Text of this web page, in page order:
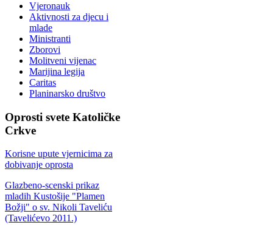
Vjeronauk
Aktivnosti za djecu i
mlade
Ministranti
Zborovi
Molitveni vijenac
Marijina legija
Caritas
Planinarsko društvo
Oprosti svete Katoličke
Crkve
Korisne upute vjernicima za
dobivanje oprosta
Glazbeno-scenski prikaz
mladih Kustošije "Plamen
Božji" o sv. Nikoli Taveliću
(Tavelićevo 2011.)